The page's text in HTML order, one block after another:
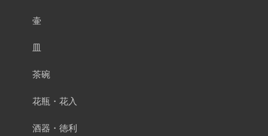
壷
皿
茶碗
花瓶・花入
酒器・徳利